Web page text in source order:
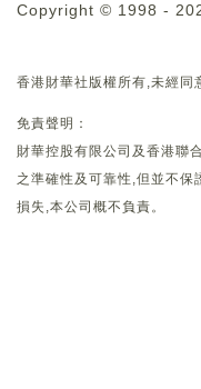
Copyright © 1998 -
香港財華社版權所有,未經同
免責聲明：
財華控股有限公司及香港聯
之準確性及可靠性,但並不保
損失,本公司概不負責。